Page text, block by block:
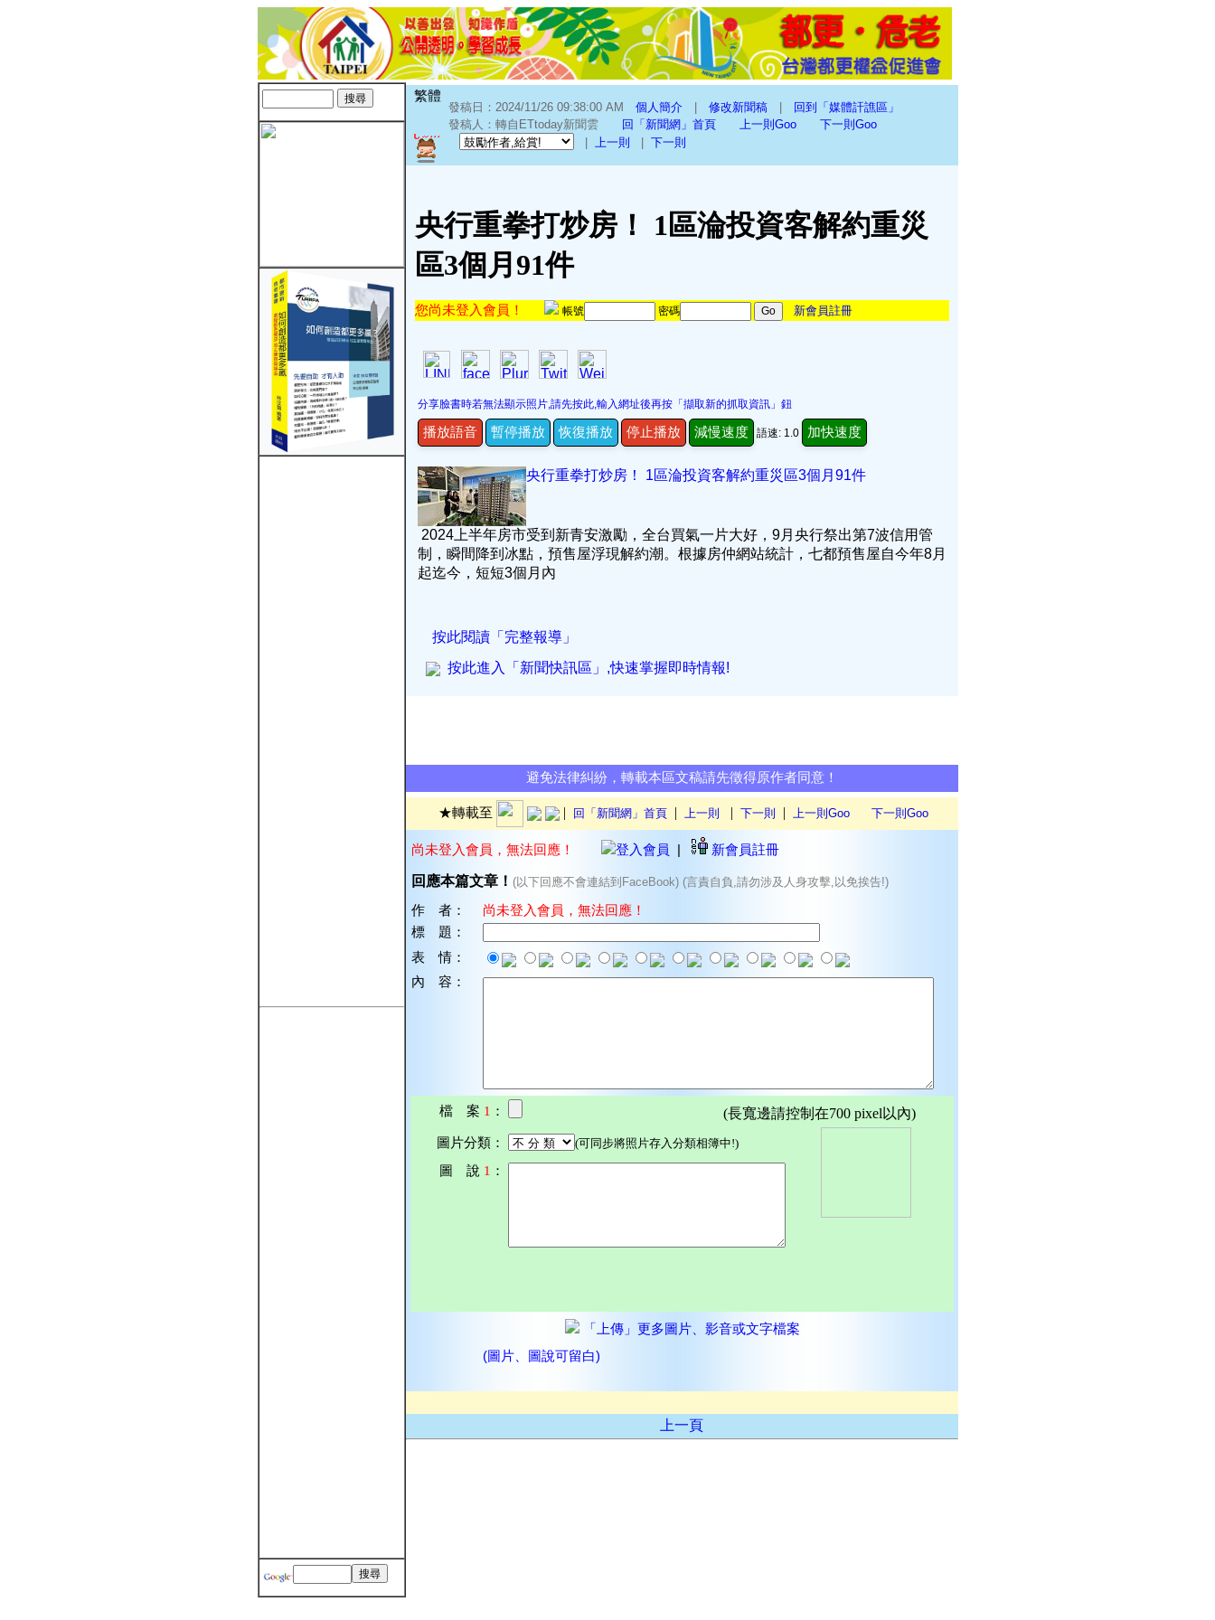
繁體
發稿日：2024/11/26 09:38:00 AM 個人簡介| 修改新聞稿|
回到「媒體訐譙區」
發稿人：轉自ETtoday新聞雲
回「新聞網」首頁 上一則Goo
下一則Goo
上一則 下一則
央行重拳打炒房！ 1區淪投資客解約重災
區3個月91件
您尚未登入會員！ 帳號 密碼 新會員註冊
分享臉書時若無法顯示照片,請先按此,輸入網址後再按「擷取新的抓取資訊」鈕
播放語音 暫停播放 恢復播放 停止播放 減慢速度 語速: 1.0 加快速度
央行重拳打炒房！ 1區淪投資客解約重災區3個月91件
2024上半年房市受到新青安激勵，全台買氣一片大好，9月央行祭出第7波信用管
制，瞬間降到冰點，預售屋浮現解約潮。根據房仲網站統計，七都預售屋自今年8月
起迄今，短短3個月內
按此閱讀「完整報導」
按此進入「新聞快訊區」,快速掌握即時情報!
避免法律糾紛，轉載本區文稿請先徵得原作者同意！
★轉載至 | 回「新聞網」首頁 | 上一則 | 下一則 | 上一則Goo 下一則Goo
尚未登入會員，無法回應！ 登入會員 | 新會員註冊
回應本篇文章！ (以下回應不會連結到FaceBook) (言責自負,請勿涉及人身攻擊,以免挨告!)
作 者：
尚未登入會員，無法回應！
標 題：
表 情：
內 容：
檔 案 1 ： (長寬邊請控制在700 pixel以內)
圖片分類： (可同步將照片存入分類相簿中!)
圖 說 1 ：
「上傳」更多圖片、影音或文字檔案
(圖片、圖說可留白)
上一頁